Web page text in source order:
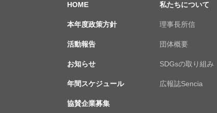
HOME
本年度政策方針
活動報告
お知らせ
年間スケジュール
協賛企業募集
私たちについて
理事長所信
団体概要
SDGsの取り組み
広報誌Sencia